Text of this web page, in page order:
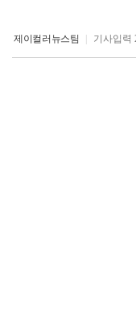
제이컬러뉴스팀 기사입력